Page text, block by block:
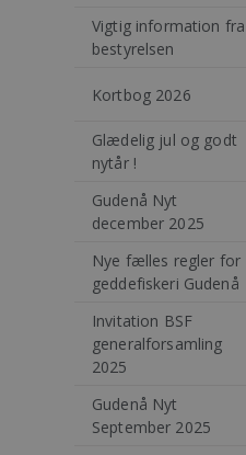
Vigtig information fra
bestyrelsen
Kortbog 2026
Glædelig jul og godt
nytår !
Gudenå Nyt
december 2025
Nye fælles regler for
geddefiskeri Gudenå
Invitation BSF
generalforsamling
2025
Gudenå Nyt
September 2025